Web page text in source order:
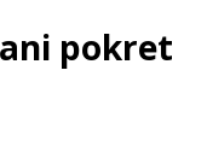
pokret